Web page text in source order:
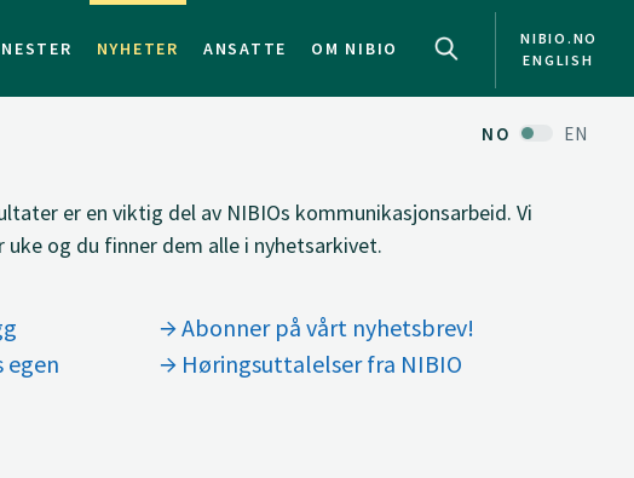
NYHETER ANSATTE OM NIBIO
NIBIO.NO
ENGLISH
NO EN
er en viktig del av NIBIOs kommunikasjonsarbeid. Vi
uke og du finner dem alle i nyhetsarkivet.
Abonner på vårt nyhetsbrev!
Høringsuttalelser fra NIBIO